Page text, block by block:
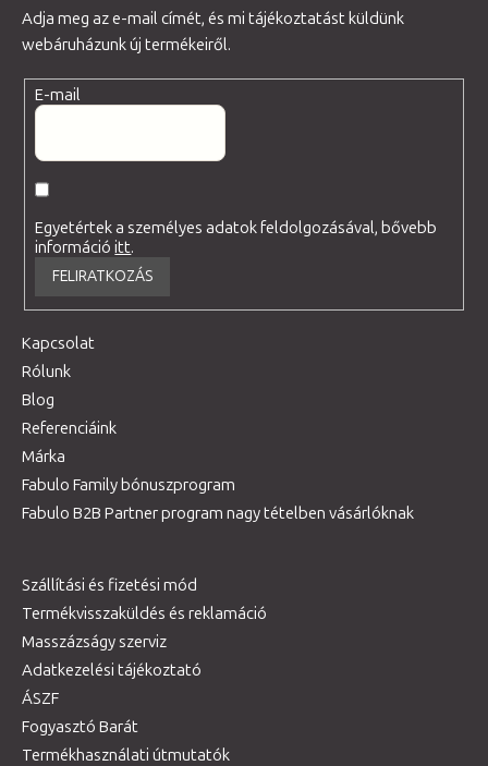
Adja meg az e-mail címét, és mi tájékoztatást küldünk
webáruházunk új termékeiről.
E-mail
Egyetértek a személyes adatok feldolgozásával, bővebb
információitt.
FELIRATKOZÁS
Kapcsolat
Rólunk
Blog
Referenciáink
Márka
Fabulo Family bónuszprogram
Fabulo B2B Partner program nagy tételben vásárlóknak
Szállítási és fizetési mód
Termékvisszaküldés és reklamáció
Masszázságy szerviz
Adatkezelési tájékoztató
ÁSZF
Fogyasztó Barát
Termékhasználati útmutatók